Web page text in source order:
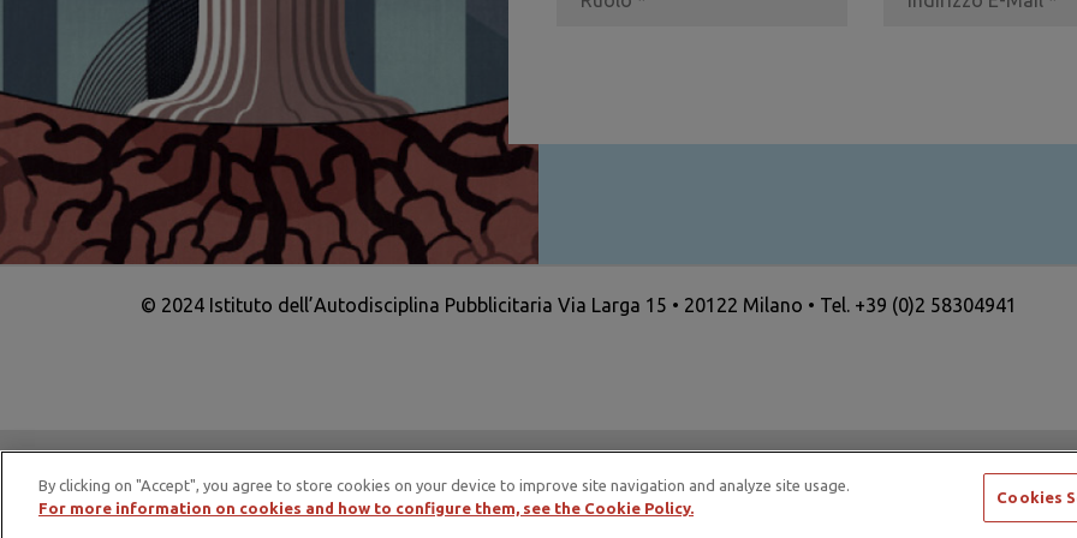
© 2024 Istituto dell’Autodisciplina Pubblicitaria Via Larga 15 • 20122 Milano • Tel. +39 (0)2 58304941
IAP è membro di EASA – European Advertising Standards Alliance e di ICAS – International Council
By clicking on "Accept", you agree to store cookies on your device to improve site navigation and analyze site usage.
For more information on cookies and how to configure them, see the Cookie Policy.
Cookies